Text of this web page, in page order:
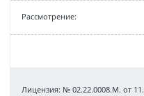
Рассмотрение:
Лицензия: № 02.22.0008.М. от